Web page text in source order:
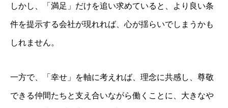
しかし、「満足」だけを追い求めていると、より良い条
件を提示する会社が現れれば、心が揺らいでしまうかも
しれません。
一方で、「幸せ」を軸に考えれば、理念に共感し、尊敬
できる仲間たちと支え合いながら働くことに、大きなや